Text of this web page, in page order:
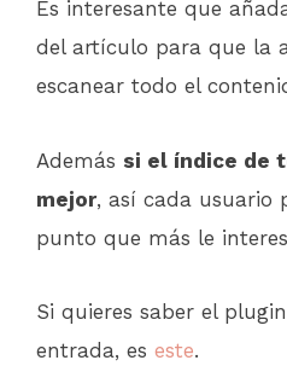
Es interesante que
del artículo para que la
escanear todo el
Además si el índice de
mejor, así cada usuario
punto que más le
Si quieres saber el
entrada, es este.